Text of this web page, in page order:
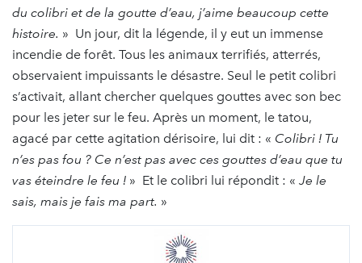
du colibri et de la goutte d’eau, j’aime beaucoup cette
histoire. » Un jour, dit la légende, il y eut un immense
incendie de forêt. Tous les animaux terrifiés, atterrés,
observaient impuissants le désastre. Seul le petit colibri
s’activait, allant chercher quelques gouttes avec son bec
pour les jeter sur le feu. Après un moment, le tatou,
agacé par cette agitation dérisoire, lui dit : « Colibri ! Tu
n’es pas fou ? Ce n’est pas avec ces gouttes d’eau que tu
vas éteindre le feu ! » Et le colibri lui répondit : « Je le
sais, mais je fais ma part. »